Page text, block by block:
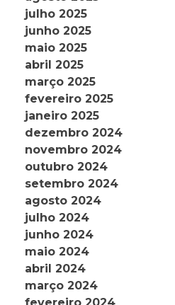
julho 2025
junho 2025
maio 2025
abril 2025
março 2025
fevereiro 2025
janeiro 2025
dezembro 2024
novembro 2024
outubro 2024
setembro 2024
agosto 2024
julho 2024
junho 2024
maio 2024
abril 2024
março 2024